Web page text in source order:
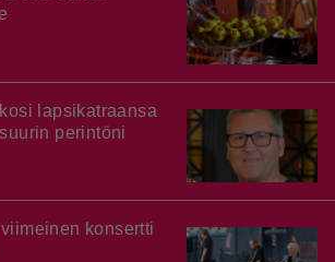
lapsikatraansa
perintöni
konsertti